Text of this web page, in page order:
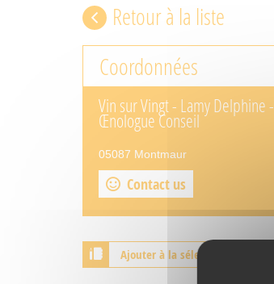
Retour à la liste
Coordonnées
Vin sur Vingt - Lamy Delphine -
Œnologue Conseil
05087 Montmaur
Contact us
Ajouter à la sélection